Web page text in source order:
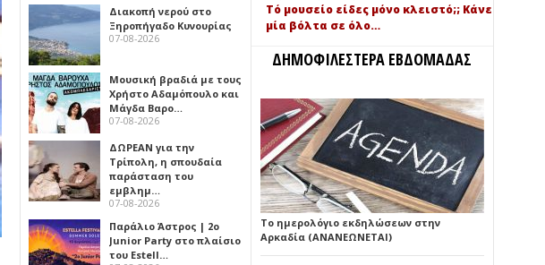
Διακοπή νερού στο
Ξηροπήγαδο Κυνουρίας
07-08-2026
Μουσική βραδιά με τους
Χρήστο Αδαμόπουλο και
Μάγδα Βαρο…
07-08-2026
ΔΩΡΕΑΝ για την
Τρίπολη, η σπουδαία
παράσταση του
εμβλημ…
07-08-2026
Παράλιο Άστρος | 2ο
Junior Party στο πλαίσιο
του Estell…
Τό μουσείο είδες μόνο κλειστό;; Κάνε
μία βόλτα σε όλο…
ΔΗΜΟΦΙΛΕΣΤΕΡΑ ΕΒΔΟΜΑΔΑΣ
Το ημερολόγιο εκδηλώσεων στην
Αρκαδία (ΑΝΑΝΕΩΝΕΤΑΙ)